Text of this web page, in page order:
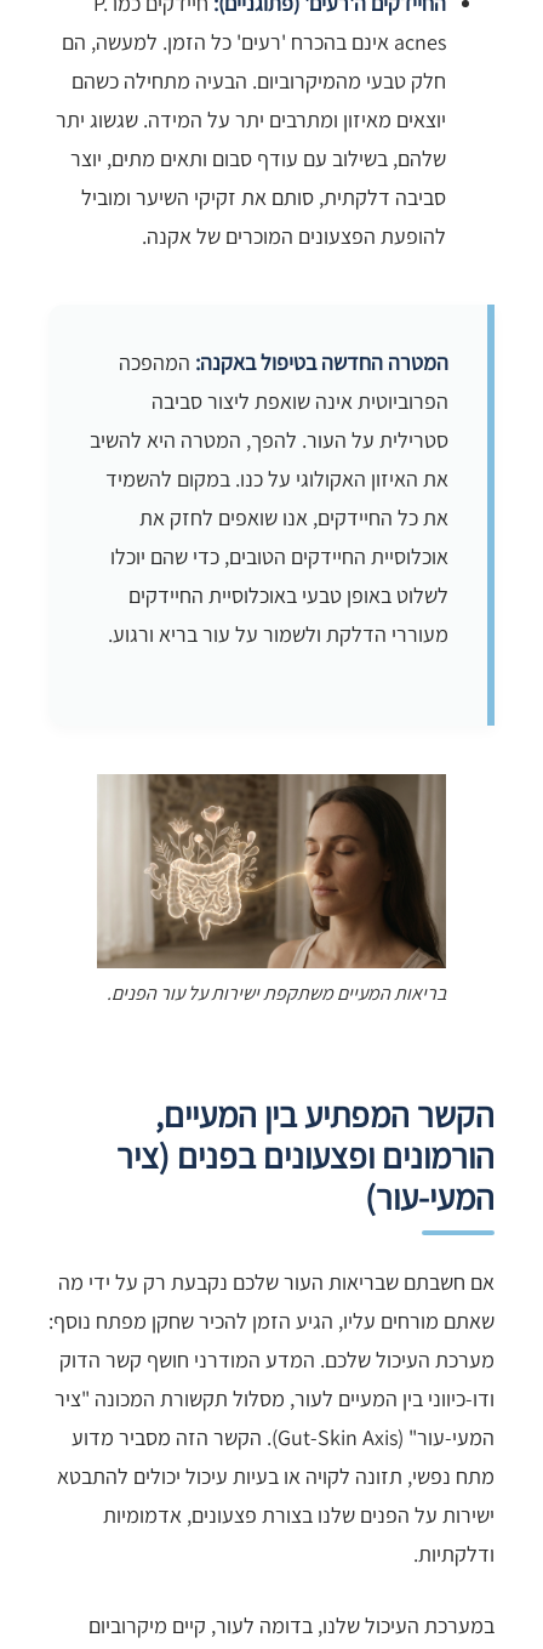
acnes אינם בהכרח 'רעים' כל הזמן. למעשה, הם
חלק טבעי מהמיקרוביום. הבעיה מתחילה כשהם
יוצאים מאיזון ומתרבים יתר על המידה. שגשוג יתר
שלהם, בשילוב עם עודף סבום ותאים מתים, יוצר
סביבה דלקתית, סותם את זקיקי השיער ומוביל
להופעת הפצעונים המוכרים של אקנה.
המטרה החדשה בטיפול באקנה: המהפכה
הפרוביוטית אינה שואפת ליצור סביבה
סטרילית על העור. להפך, המטרה היא להשיב
את האיזון האקולוגי על כנו. במקום להשמיד
את כל החיידקים, אנו שואפים לחזק את
אוכלוסיית החיידקים הטובים, כדי שהם יוכלו
לשלוט באופן טבעי באוכלוסיית החיידקים
מעוררי הדלקת ולשמור על עור בריא ורגוע.
בריאות המעיים משתקפת ישירות על עור הפנים.
הקשר המפתיע בין המעיים,
הורמונים ופצעונים בפנים (ציר
המעי-עור)
אם חשבתם שבריאות העור שלכם נקבעת רק על ידי מה
שאתם מורחים עליו, הגיע הזמן להכיר שחקן מפתח נוסף:
מערכת העיכול שלכם. המדע המודרני חושף קשר הדוק
ודו-כיווני בין המעיים לעור, מסלול תקשורת המכונה "ציר
המעי-עור" (Gut-Skin Axis). הקשר הזה מסביר מדוע
מתח נפשי, תזונה לקויה או בעיות עיכול יכולים להתבטא
ישירות על הפנים שלנו בצורת פצעונים, אדמומיות
ודלקתיות.
במערכת העיכול שלנו, בדומה לעור, קיים מיקרוביום